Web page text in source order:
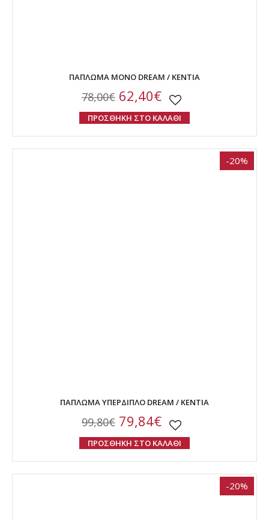
ΠΑΠΛΩΜΑ ΜΟΝΟ DREAM / KENTIA
78,00€ 62,40€
ΠΡΟΣΘΗΚΗ ΣΤΟ ΚΑΛΑΘΙ
-20%
ΠΑΠΛΩΜΑ ΥΠΕΡΔΙΠΛΟ DREAM / KENTIA
99,80€ 79,84€
ΠΡΟΣΘΗΚΗ ΣΤΟ ΚΑΛΑΘΙ
-20%